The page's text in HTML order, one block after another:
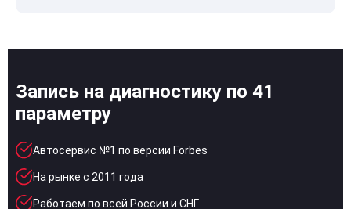
Запись на диагностику по 41
параметру
Автосервис №1 по версии Forbes
На рынке с 2011 года
Работаем по всей России и СНГ